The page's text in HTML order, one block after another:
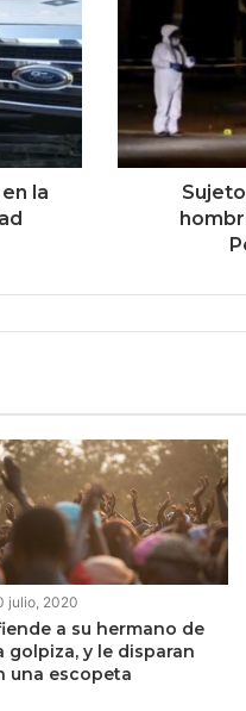
la
julio, 2020
a su hermano de
golpiza, y le disparan
una escopeta